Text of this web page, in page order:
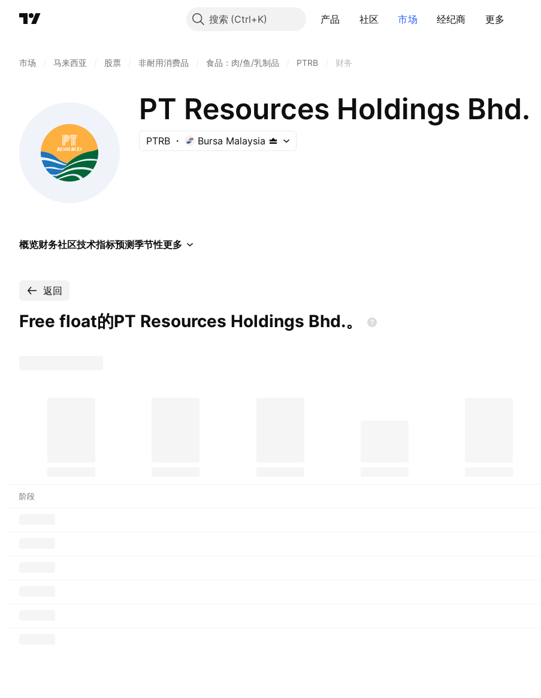
搜索 产品 社区 市场 经纪商 更多
市场 马来西亚 股票 非耐用消费品 食品：肉/鱼/乳制品 PTRB 财务
PT Resources Holdings Bhd.
PTRB Bursa Malaysia
概览财务社区技术指标预测季节性更多
返回
Free float的PT Resources Holdings Bhd.。
阶段